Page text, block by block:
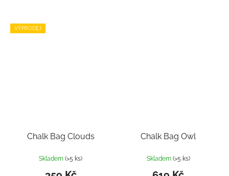
VÝPRODEJ
Chalk Bag Clouds
Skladem(>5 ks)
Chalk Bag Owl
Skladem (>5 ks)